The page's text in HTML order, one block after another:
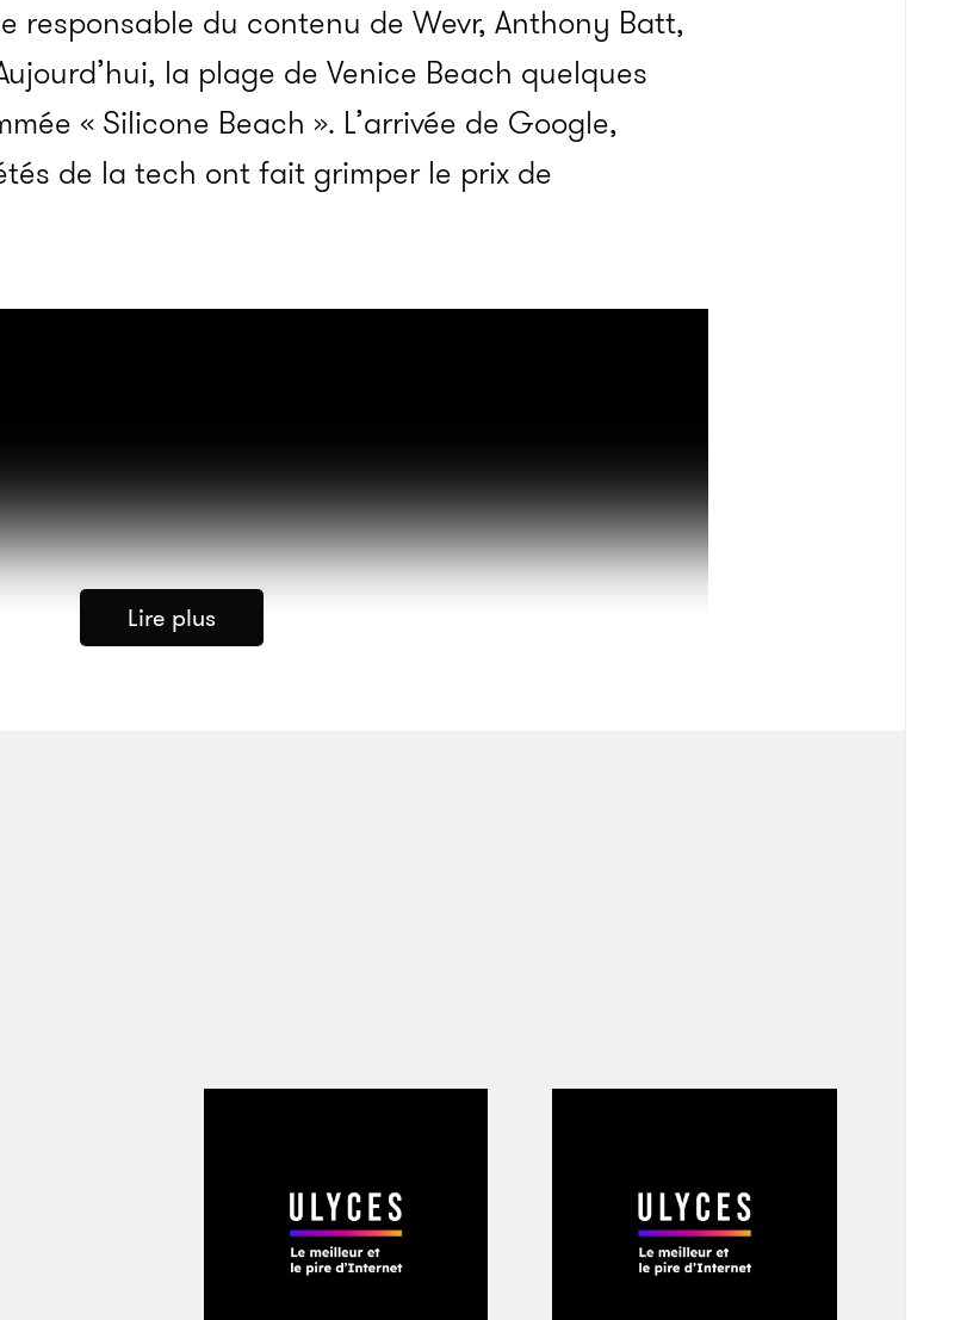
responsable du contenu de Wevr, Anthony Batt,
la plage de Venice Beach quelques
« Silicone Beach ». L’arrivée de Google,
de la tech ont fait grimper le prix de
Lire plus